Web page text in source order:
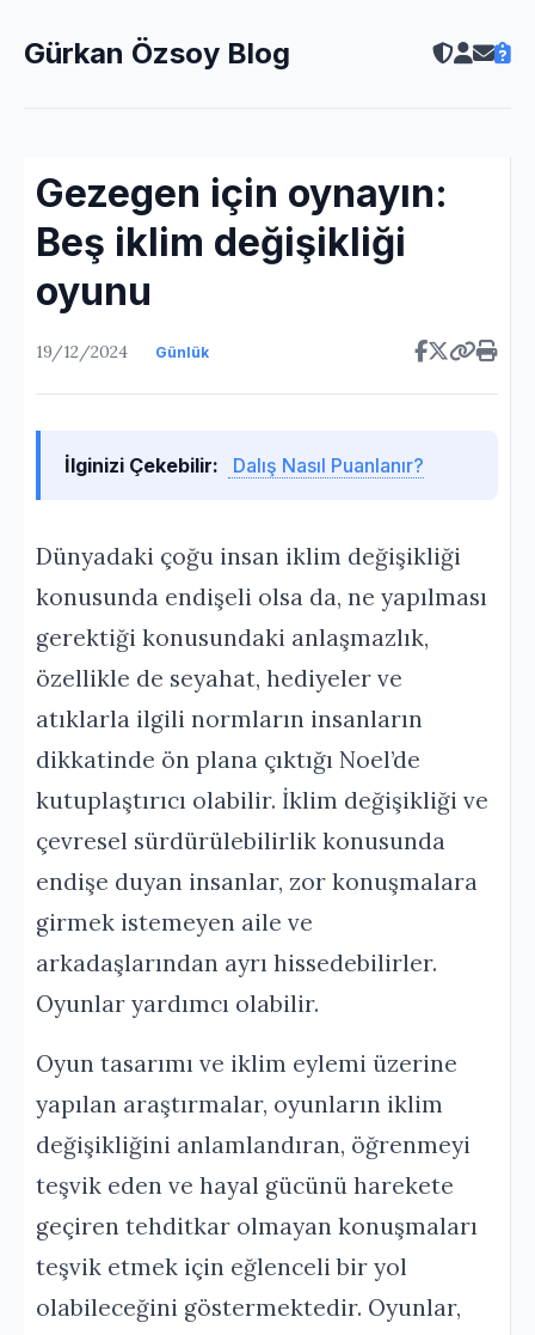
Gürkan Özsoy Blog
Gezegen için oynayın:
Beş iklim değişikliği
oyunu
19/12/2024 Günlük
İlginizi Çekebilir: Dalış Nasıl Puanlanır?
Dünyadaki çoğu insan iklim değişikliği
konusunda endişeli olsa da, ne yapılması
gerektiği konusundaki anlaşmazlık,
özellikle de seyahat, hediyeler ve
atıklarla ilgili normların insanların
dikkatinde ön plana çıktığı Noel’de
kutuplaştırıcı olabilir. İklim değişikliği ve
çevresel sürdürülebilirlik konusunda
endişe duyan insanlar, zor konuşmalara
girmek istemeyen aile ve
arkadaşlarından ayrı hissedebilirler.
Oyunlar yardımcı olabilir.
Oyun tasarımı ve iklim eylemi üzerine
yapılan araştırmalar, oyunların iklim
değişikliğini anlamlandıran, öğrenmeyi
teşvik eden ve hayal gücünü harekete
geçiren tehditkar olmayan konuşmaları
teşvik etmek için eğlenceli bir yol
olabileceğini göstermektedir. Oyunlar,